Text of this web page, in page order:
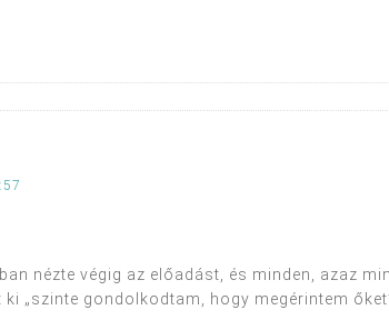
nézte végig az előadást, és minden, azaz
„szinte gondolkodtam, hogy megérintem